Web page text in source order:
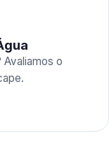
o